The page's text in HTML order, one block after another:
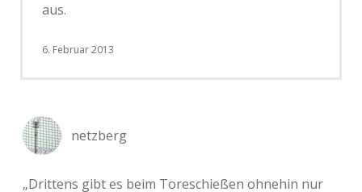
aus.
6. Februar 2013
netzberg
„Drittens gibt es beim Toreschießen ohnehin nur